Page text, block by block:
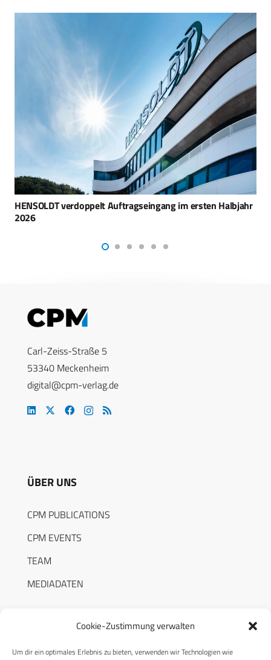
Cookie-Zustimmung verwalten
Um dir ein optimales Erlebnis zu bieten, verwenden wir Technologien wie
Polen ordert Luftraumüberwachungssystem bei Indra
Carl-Zeiss-Straße 5
53340 Meckenheim
digital@cpm-verlag.de
ÜBER UNS
CPM PUBLICATIONS
CPM EVENTS
TEAM
MEDIADATEN